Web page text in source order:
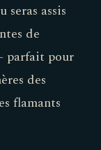
seras assis
de
parfait pour
des
flamants